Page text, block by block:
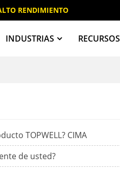
RENDIMIENTO
INDUSTRIAS RECURSOS
TOPWELL? CIMA
de usted?